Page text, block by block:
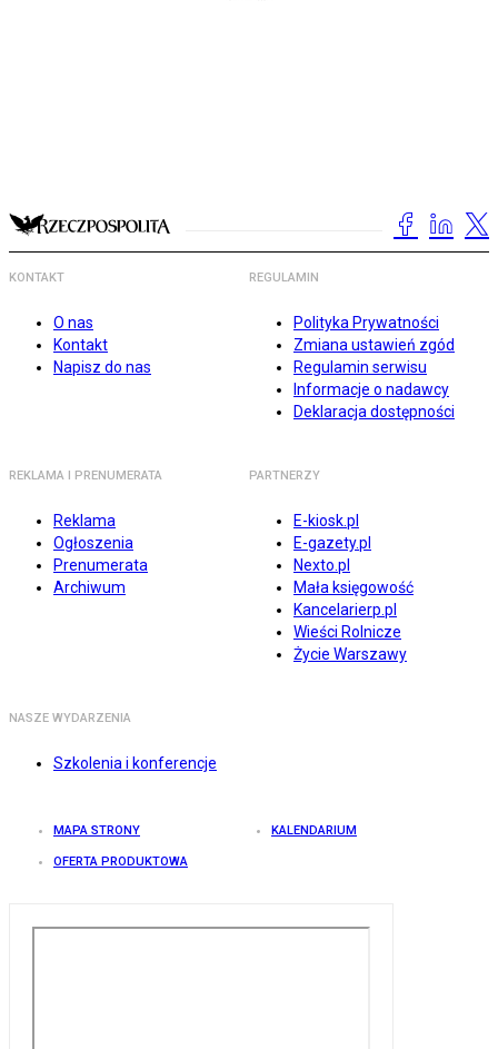
KONTAKT
O nas
Kontakt
Napisz do nas
REGULAMIN
Polityka Prywatności
Zmiana ustawień zgód
Regulamin serwisu
Informacje o nadawcy
Deklaracja dostępności
REKLAMA I PRENUMERATA
Reklama
Ogłoszenia
Prenumerata
Archiwum
PARTNERZY
E-kiosk.pl
E-gazety.pl
Nexto.pl
Mała księgowość
Kancelarierp.pl
Wieści Rolnicze
Życie Warszawy
NASZE WYDARZENIA
Szkolenia i konferencje
MAPA STRONY KALENDARIUM
OFERTA PRODUKTOWA